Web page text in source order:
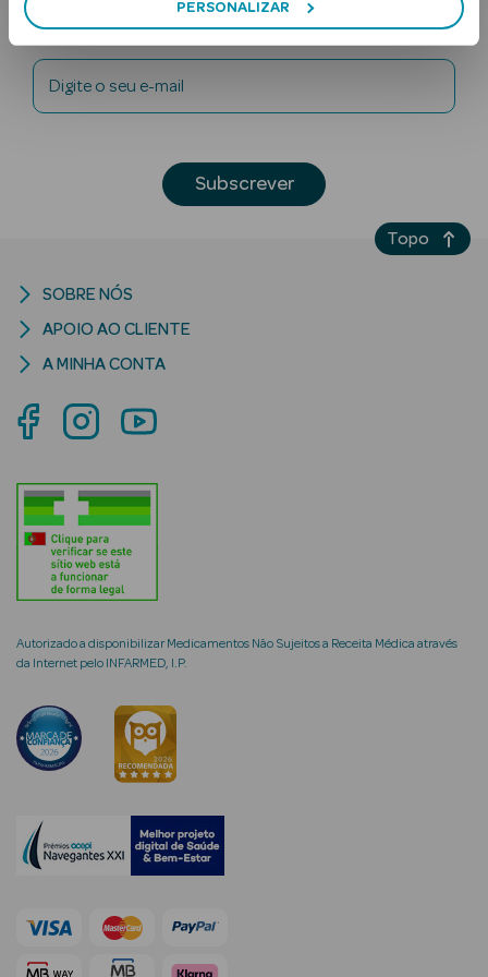
PERSONALIZAR
Corpo
Rosto
Solares Bebé e
Cosmética
Rosto
Hidratantes
Séruns Faciais
Anti-
envelhecimento
Newsletter
Digite o seu e-mail
Subscrever
Autorizado a disponibilizar Medicamentos Não Sujeitos a Receita Médica através
da Internet pelo INFARMED, I.P.
SOBRE NÓS
APOIO AO CLIENTE
A MINHA CONTA
Topo